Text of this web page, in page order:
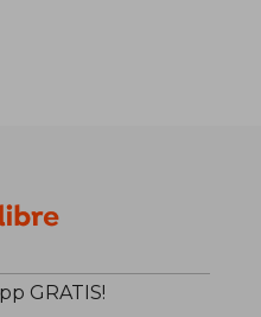
GRATIS!